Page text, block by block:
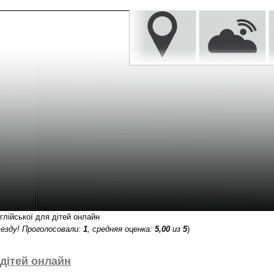
для дітей онлайн
Проголосовали: 1 , средняя оценка: 5,00 из 5)
онлайн